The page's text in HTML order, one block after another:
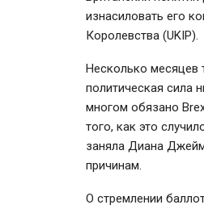
изнасиловать его
Королевства (UKIP).
Несколько месяцев
политическая сила
многом обязано
того, как это
заняла Диана
причинам.
О стремлении